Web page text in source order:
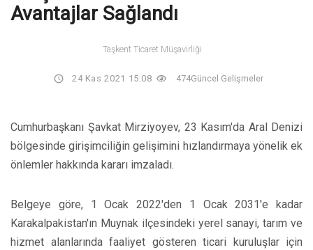
Avantajlar Sağlandı
Taşkent Ticaret Müşavirliği
24 Kas 2021 15:08 474Güncel Gelişmeler
Cumhurbaşkanı Şavkat Mirziyoyev, 23 Kasım'da Aral Denizi
bölgesinde girişimciliğin gelişimini hızlandırmaya yönelik ek
önlemler hakkında kararı imzaladı.
Belgeye göre, 1 Ocak 2022'den 1 Ocak 2031'e kadar
Karakalpakistan'ın Muynak ilçesindeki yerel sanayi, tarım ve
hizmet alanlarında faaliyet gösteren ticari kuruluşlar için